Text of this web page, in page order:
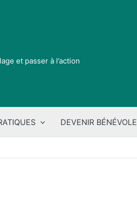
et passer à l’action
DEVENIR BÉNÉVOLE